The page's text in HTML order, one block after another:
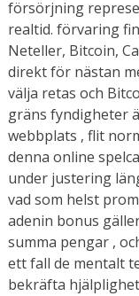
försörjning
realtid. förvaring
Neteller, Bitcoin,
direkt för nästan
välja retas och
gräns fyndigheter
webbplats , flit
denna online
under justering
vad som helst
adenin bonus
summa pengar ,
ett fall de mentalt
bekräfta